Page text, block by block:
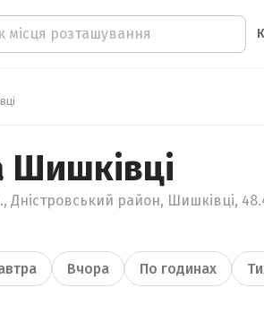
Шишківці
Дністровський район, Шишківці,
Вчора По годинах